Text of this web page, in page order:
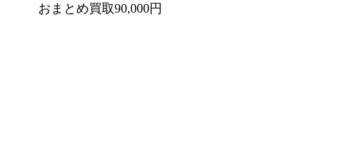
おまとめ買取90,000円